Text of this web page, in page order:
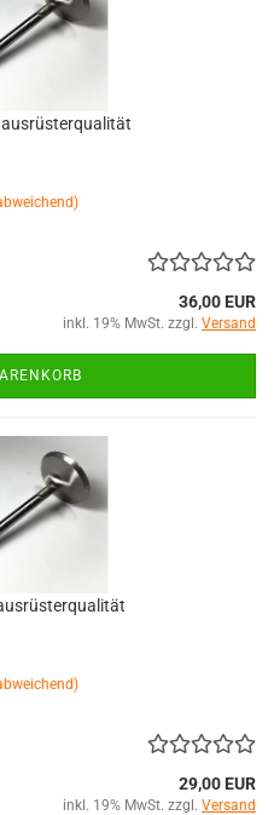
36,00 EUR
inkl. 19% MwSt. zzgl. Versand
29,00 EUR
inkl. 19% MwSt. zzgl. Versand